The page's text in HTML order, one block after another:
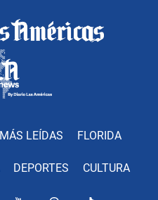
MÁS LEÍDAS FLORIDA
DEPORTES CULTURA